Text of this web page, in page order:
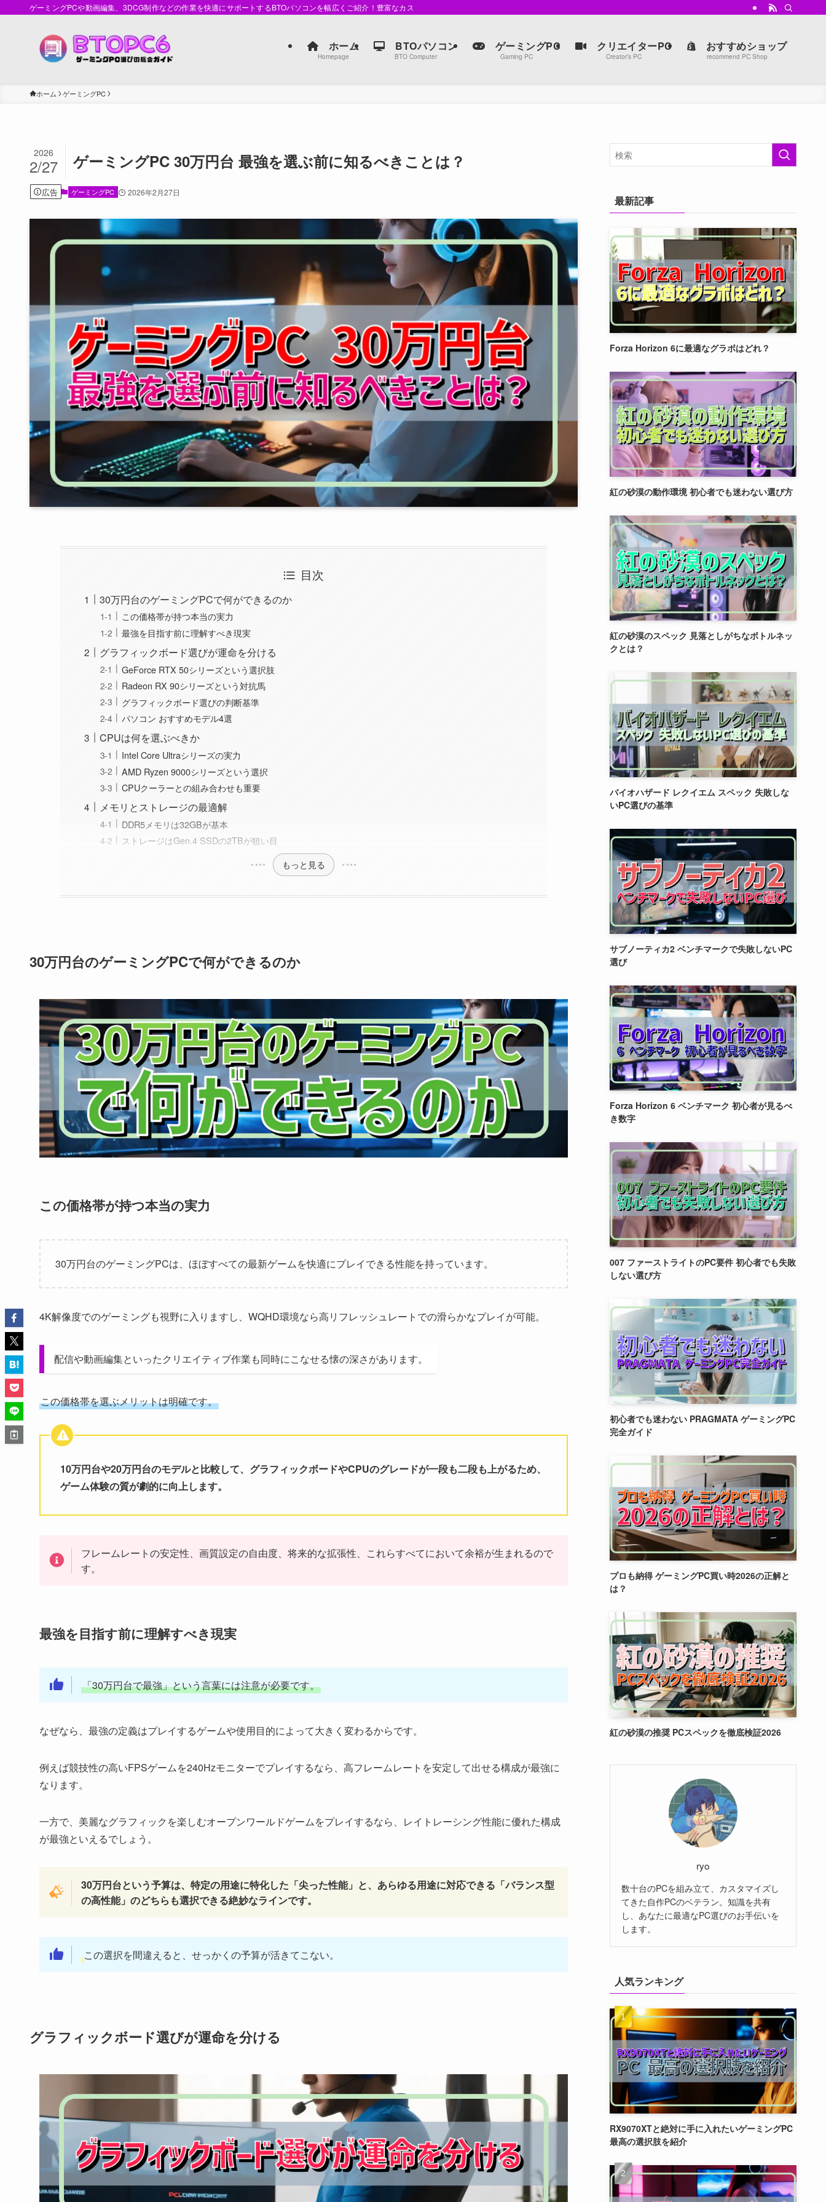
ゲーミングPCや動画編集、3DCG制作などの作業を快適にサポートするBTOパソコンを幅広くご紹介！豊富なカスタマイズオプションで、自分だけの最強マシンを手に入れよう。
ホーム
Homepage
BTOパソコン
BTO Computer
ゲーミングPC
Gaming PC
クリエイターPC
Creator’s PC
おすすめショップ
recommend PC Shop
ホーム ゲーミングPC
ゲーミングPC 30万円台 最強を選ぶ前に知るべきことは？
2026
2/27
広告 ゲーミングPC 2026年2月27日
目次
30万円台のゲーミングPCで何ができるのか
この価格帯が持つ本当の実力
最強を目指す前に理解すべき現実
グラフィックボード選びが運命を分ける
GeForce RTX 50シリーズという選択肢
Radeon RX 90シリーズという対抗馬
グラフィックボード選びの判断基準
パソコン おすすめモデル4選
CPUは何を選ぶべきか
Intel Core Ultraシリーズの実力
AMD Ryzen 9000シリーズという選択
CPUクーラーとの組み合わせも重要
メモリとストレージの最適解
DDR5メモリは32GBが基本
ストレージはGen.4 SSDの2TBが狙い目
もっと見る
30万円台のゲーミングPCで何ができるのか
この価格帯が持つ本当の実力
30万円台のゲーミングPCは、ほぼすべての最新ゲームを快適にプレイできる性能を持っています。
4K解像度でのゲーミングも視野に入りますし、WQHD環境なら高リフレッシュレートでの滑らかなプレイが可能。
配信や動画編集といったクリエイティブ作業も同時にこなせる懐の深さがあります。
この価格帯を選ぶメリットは明確です。
10万円台や20万円台のモデルと比較して、グラフィックボードやCPUのグレードが一段も二段も上がるため、
ゲーム体験の質が劇的に向上します。
フレームレートの安定性、画質設定の自由度、将来的な拡張性、これらすべてにおいて余裕が生まれるので
す。
最強を目指す前に理解すべき現実
「30万円台で最強」という言葉には注意が必要です。
なぜなら、最強の定義はプレイするゲームや使用目的によって大きく変わるからです。
例えば競技性の高いFPSゲームを240Hzモニターでプレイするなら、高フレームレートを安定して出せる構成が最強に
なります。
一方で、美麗なグラフィックを楽しむオープンワールドゲームをプレイするなら、レイトレーシング性能に優れた構成
が最強といえるでしょう。
30万円台という予算は、特定の用途に特化した「尖った性能」と、あらゆる用途に対応できる「バランス型
の高性能」のどちらも選択できる絶妙なラインです。
この選択を間違えると、せっかくの予算が活きてこない。
グラフィックボード選びが運命を分ける
最新記事
Forza Horizon 6に最適なグラボはどれ？
紅の砂漠の動作環境 初心者でも迷わない選び方
紅の砂漠のスペック 見落としがちなボトルネッ
クとは？
バイオハザード レクイエム スペック 失敗しな
いPC選びの基準
サブノーティカ2 ベンチマークで失敗しないPC
選び
Forza Horizon 6 ベンチマーク 初心者が見るべ
き数字
007 ファーストライトのPC要件 初心者でも失敗
しない選び方
初心者でも迷わない PRAGMATA ゲーミングPC
完全ガイド
プロも納得 ゲーミングPC買い時2026の正解と
は？
紅の砂漠の推奨 PCスペックを徹底検証2026
ryo
数十台のPCを組み立て、カスタマイズし
てきた自作PCのベテラン。知識を共有
し、あなたに最適なPC選びのお手伝いを
します。
人気ランキング
RX9070XTと絶対に手に入れたいゲーミングPC
最高の選択肢を紹介